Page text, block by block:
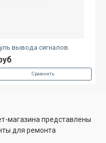
вывода сигналов.
Сравнить
магазина представлены
для ремонта